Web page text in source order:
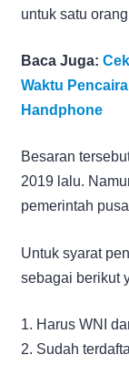
untuk satu
Baca Juga:
Waktu
Handphone
Besaran
2019 lalu.
pemerintah
Untuk syarat
sebagai berikut
1. Harus WNI
2. Sudah